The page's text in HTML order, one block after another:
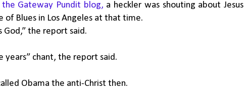
Gateway Pundit blog, a heckler was shouting about Jesus
of Blues in Los Angeles at that time.
God,” the report said.
years” chant, the report said.
Obama the anti-Christ then.